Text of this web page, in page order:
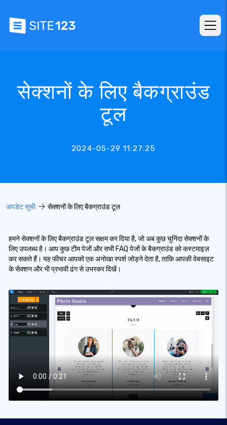
सेक्शनों के लिए बैकग्राउंड
टूल
2024-05-29 11:27:25
अपडेट सूची सेक्शनों के लिए बैकग्राउंड टूल
हमने सेक्शनों के लिए बैकग्राउंड टूल सक्षम कर दिया है, जो अब कुछ चुनिंदा सेक्शनों के
लिए उपलब्ध है। आप कुछ टीम पेजों और सभी FAQ पेजों के बैकग्राउंड को कस्टमाइज़
कर सकते हैं। यह फीचर आपको एक अनोखा स्पर्श जोड़ने देता है, ताकि आपकी वेबसाइट
के सेक्शन और भी प्रभावी ढंग से उभरकर दिखें।